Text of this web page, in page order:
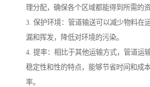
理分配，确保各个区域都能得到所需的资
3. 保护环境：管道输送可以减少物料在
漏和挥发，降低对环境的污染。
4. 提率：相比于其他运输方式，管道运
稳定性和性的特点，能够节省时间和成
率。